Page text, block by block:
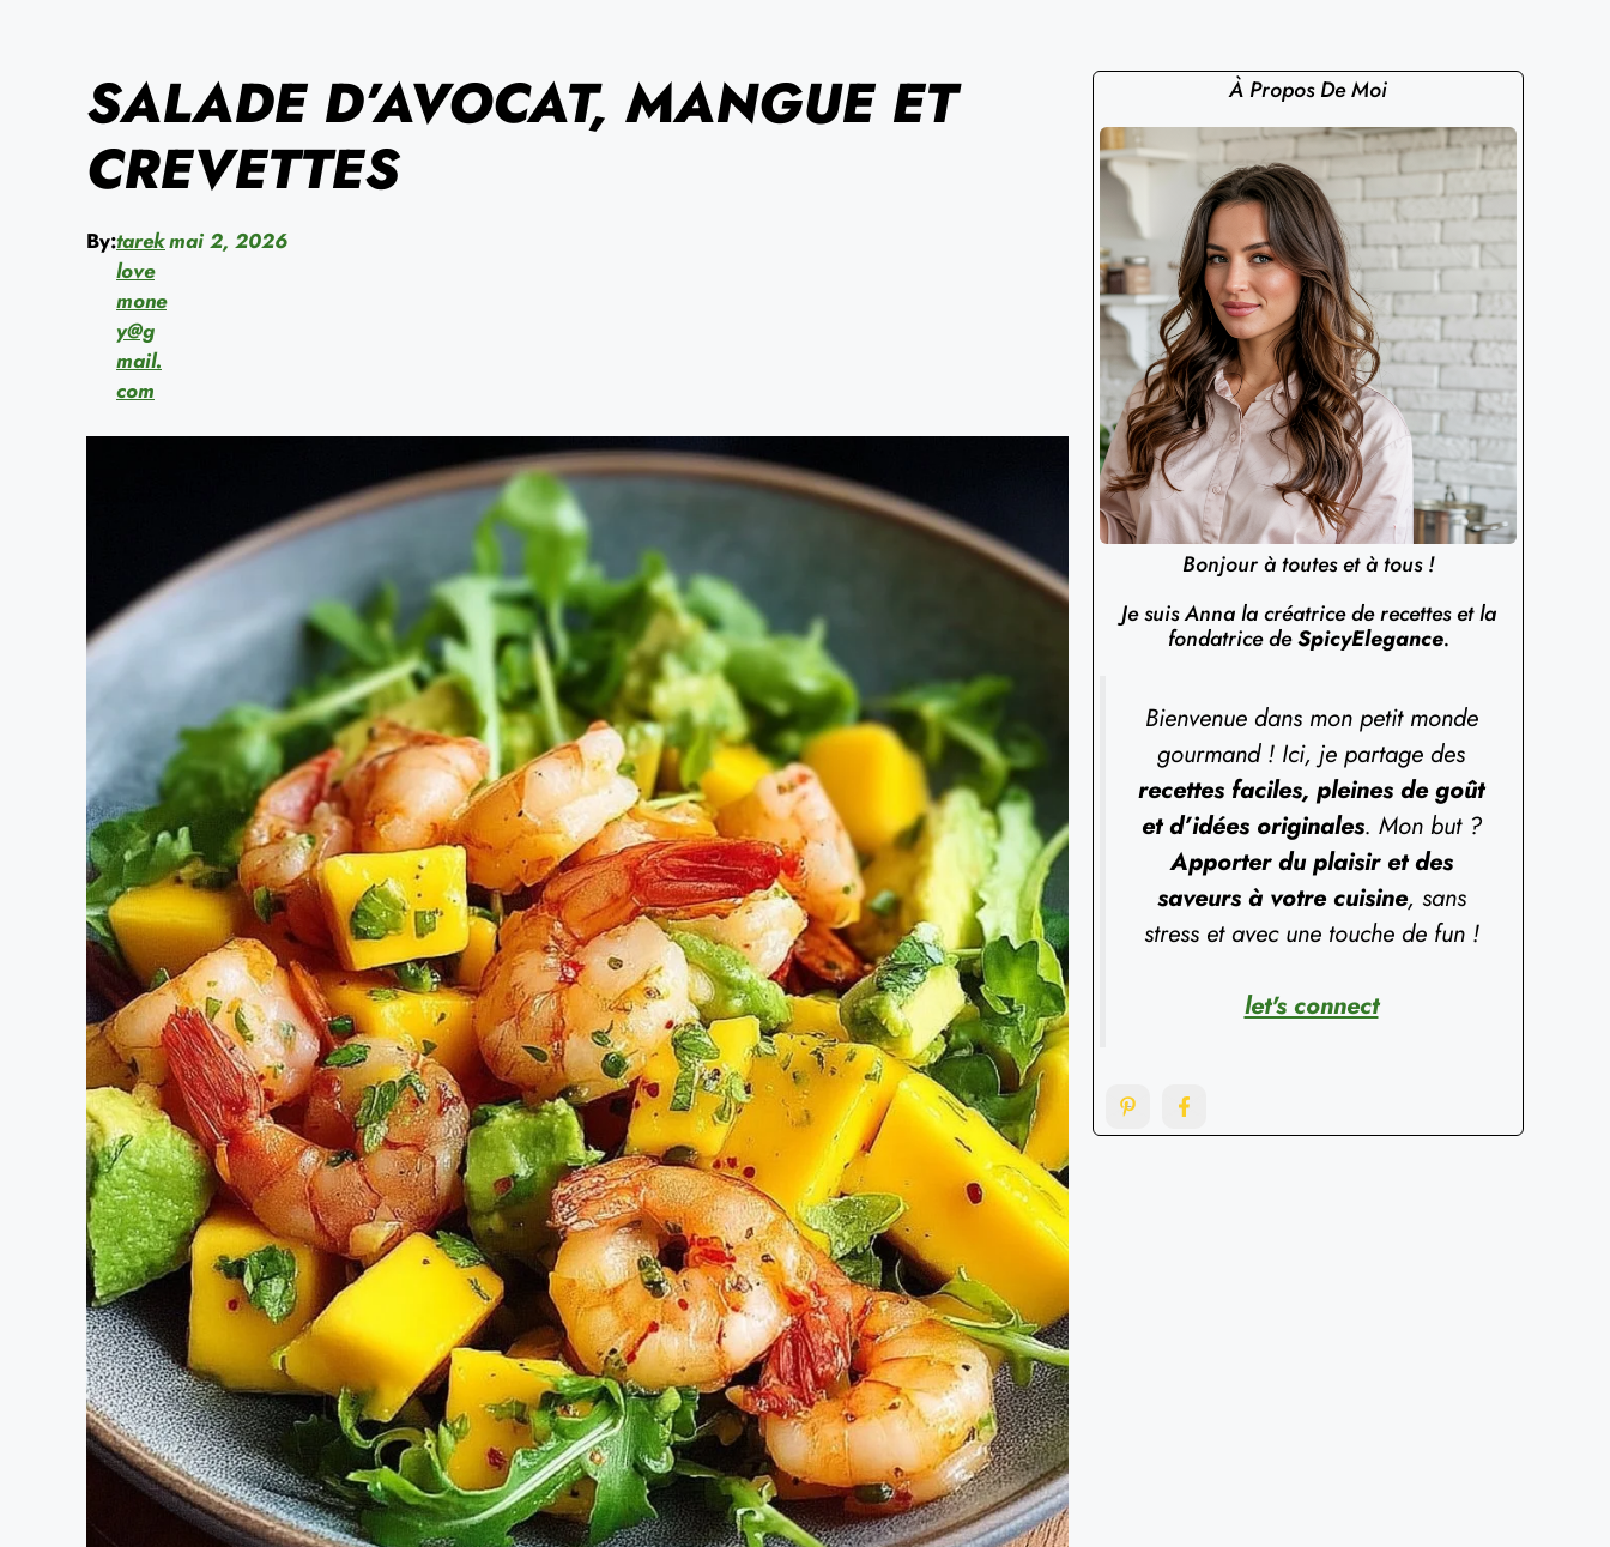
SALADE D’AVOCAT, MANGUE ET
CREVETTES
By:tarek
love
mone
y@g
mail.
com
mai 2, 2026
À Propos De Moi
Bonjour à toutes et à tous !
Je suis Anna la créatrice de recettes et la
fondatrice deSpicyElegance.
Bienvenue dans mon petit monde
gourmand ! Ici, je partage des
recettes faciles, pleines de goût
et d’idées originales. Mon but ?
Apporter du plaisir et des
saveurs à votre cuisine, sans
stress et avec une touche de fun !
let's connect